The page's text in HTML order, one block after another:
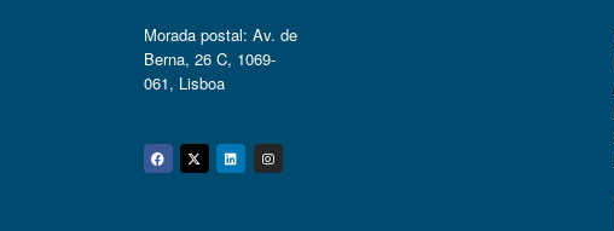
Morada postal: Av. de
Berna, 26 C, 1069-
061, Lisboa
Facebook
Twitter
Linkedin
Instagram